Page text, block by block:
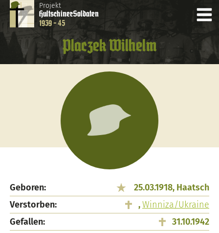
Projekt
HultschinerSoldaten
1939 - 45
Placzek Wilhelm
Geboren:
25.03.1918, Haatsch
Verstorben:
,Winniza/Ukraine
Gefallen:
31.10.1942